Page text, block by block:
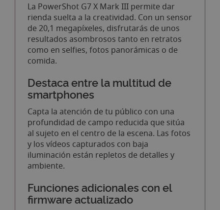
La PowerShot G7 X Mark III permite dar
rienda suelta a la creatividad. Con un sensor
de 20,1 megapíxeles, disfrutarás de unos
resultados asombrosos tanto en retratos
como en selfies, fotos panorámicas o de
comida.
Destaca entre la multitud de
smartphones
Capta la atención de tu público con una
profundidad de campo reducida que sitúa
al sujeto en el centro de la escena. Las fotos
y los vídeos capturados con baja
iluminación están repletos de detalles y
ambiente.
Funciones adicionales con el
firmware actualizado